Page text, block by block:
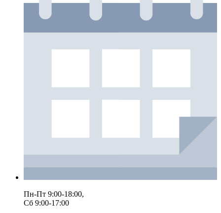
Пн-Пт 9:00-18:00,
Сб 9:00-17:00